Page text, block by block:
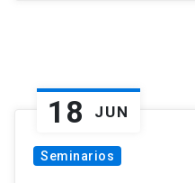
18 JUN
Seminarios